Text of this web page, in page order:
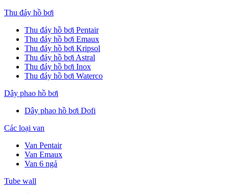
Thu đáy hồ bơi
Thu đáy hồ bơi Pentair
Thu đáy hồ bơi Emaux
Thu đáy hồ bơi Kripsol
Thu đáy hồ bơi Astral
Thu đáy hồ bơi Inox
Thu đáy hồ bơi Waterco
Dây phao hồ bơi
Dây phao hồ bơi Dofi
Các loại van
Van Pentair
Van Emaux
Van 6 ngả
Tube wall